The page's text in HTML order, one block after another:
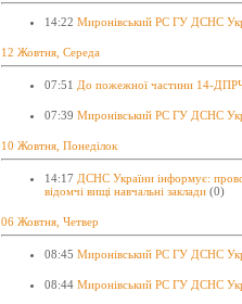
14:22 Миронівський РС ГУ ДСНС
12 Жовтня, Середа
07:51 До пожежної частини 14-ДПРЧ
07:39 Миронівський РС ГУ ДСНС
10 Жовтня, Понеділок
14:17 ДСНС України інформує:
відомчі вищі навчальні заклади (0)
06 Жовтня, Четвер
08:45 Миронівський РС ГУ ДСНС
08:44 Миронівський РС ГУ ДСНС